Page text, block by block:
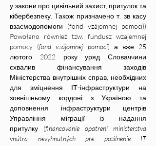
у закони про цивільний захист, притулок та
кібербезпеку. Також призначено т. зв касу
взаємодопомоги (fond vzájomnej pomoci))
Powołano również tzw. fundusz wzajemnej
pomocy (fond vzájomnej pomoci) а вже 25
лютого 2022 року уряд Словаччини
схвалив фінансування заходів
Міністерства внутрішніх справ, необхідних
для зміцнення ІТ-інфраструктури на
зовнішньому кордоні з Україною та
доповнення інфраструктури центрів
Управління міграції із надання
притулку (financovanie opatrení ministerstva
vnútra nevyhnutných pre posilnenie IT